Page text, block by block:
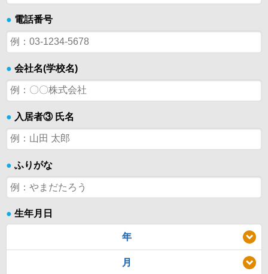
● 電話番号
● 会社名(学校名)
● 入居者③ 氏名
● ふりがな
● 生年月日
年
月